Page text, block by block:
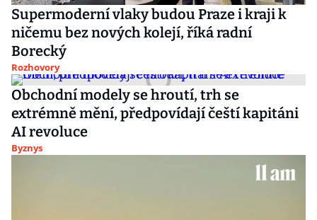
Supermoderní vlaky budou Praze i kraji k
ničemu bez nových kolejí, říká radní
Borecký
Rozhovory
Obchodní modely se hroutí, trh se
extrémně mění, předpovídají čeští kapitáni
AI revoluce
Byznys